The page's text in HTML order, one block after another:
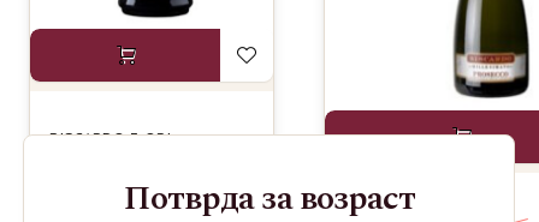
BISCARDO 3 ORI
Потврда за возраст